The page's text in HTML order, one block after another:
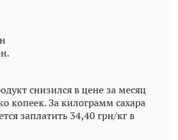
снизился в цене за месяц
копеек. За килограмм сахара
заплатить 34,40 грн/кг в